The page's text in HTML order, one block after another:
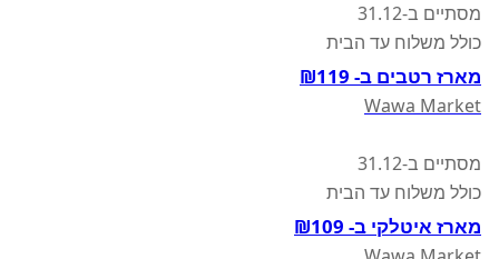
מסתיים ב-31.12
כולל משלוח עד הבית
מארז רטבים ב- ₪119
Wawa Market
מסתיים ב-31.12
כולל משלוח עד הבית
מארז איטלקי ב- ₪109